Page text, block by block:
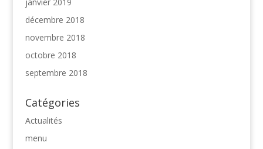
décembre 2018
novembre 2018
octobre 2018
septembre 2018
Catégories
Actualités
menu